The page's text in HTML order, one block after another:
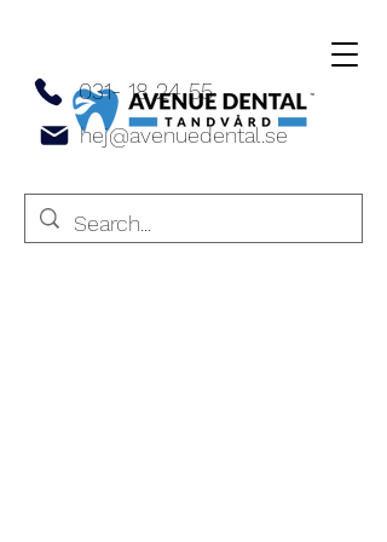
031- 18 24 55
hej@avenuedental.se